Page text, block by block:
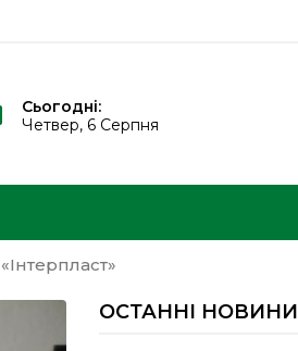
Сьогодні:
Четвер, 6 Серпня
ОСТАННІ НОВИНИ